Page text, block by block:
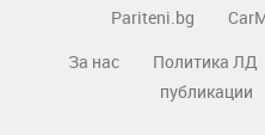
Pariteni.bg
За нас
Политика ЛД
публикации